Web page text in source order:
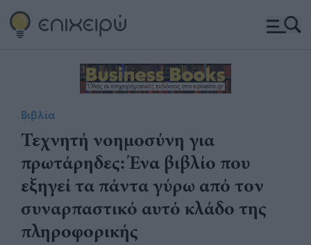
Βιβλία
Τεχνητή νοημοσύνη για
πρωτάρηδες: Ένα βιβλίο που
εξηγεί τα πάντα γύρω από τον
συναρπαστικό αυτό κλάδο της
πληροφορικής